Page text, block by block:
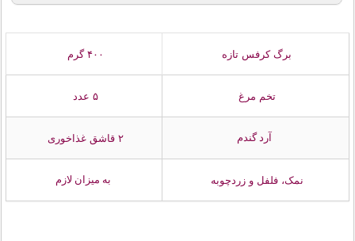
برگ کرفس تازه ۴۰۰ گرم
تخم مرغ ۵ عدد
آرد گندم ۲ قاشق غذاخوری
نمک، فلفل و زردچوبه به میزان لازم